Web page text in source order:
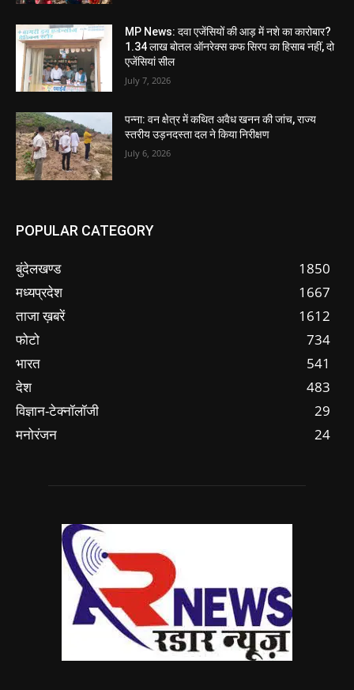
MP News: दवा एजेंसियों की आड़ में नशे का कारोबार?
1.34 लाख बोतल ऑनरेक्स कफ सिरप का हिसाब नहीं, दो
एजेंसियां सील
July 7, 2026
पन्ना: वन क्षेत्र में कथित अवैध खनन की जांच, राज्य
स्तरीय उड़नदस्ता दल ने किया निरीक्षण
July 6, 2026
POPULAR CATEGORY
बुंदेलखण्ड
1850
मध्यप्रदेश
1667
ताजा ख़बरें
1612
फोटो
734
भारत
541
देश
483
विज्ञान-टेक्नॉलॉजी
29
मनोरंजन
24